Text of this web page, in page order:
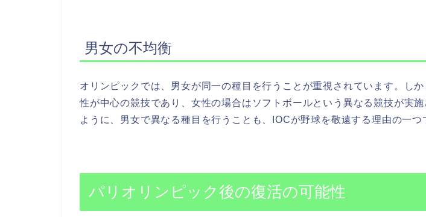
男女の不均衡
オリンピックでは、男女が同一の種目を行うことが重視されています。し
性が中心の競技であり、女性の場合はソフトボールという異なる競技が実
ように、男女で異なる種目を行うことも、IOCが野球を敬遠する理由の一つ
パリオリンピック後の復活の可能性